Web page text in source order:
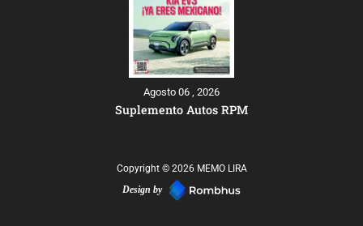
Agosto 06 , 2026
Suplemento Autos RPM
Copyright © 2026 MEMO LIRA
Design by